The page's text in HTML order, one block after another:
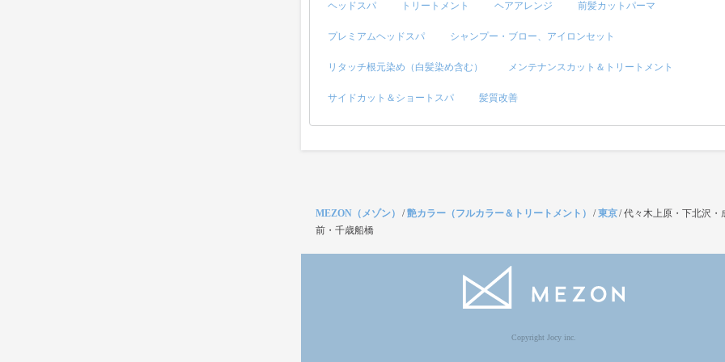
ヘッドスパ トリートメント ヘアアレンジ 前髪カットパーマ
プレミアムヘッドスパ シャンプー・ブロー、アイロンセット
リタッチ根元染め（白髪染め含む） メンテナンスカット＆トリートメント
サイドカット＆ショートスパ 髪質改善
MEZON（メゾン） /艶カラー（フルカラー＆トリートメント） /東京/代々木上原・下北沢・
前・千歳船橋
Copyright Jocy inc.